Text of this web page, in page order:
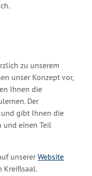
zu unserem
unser Konzept vor,
Ihnen die
Der
gibt Ihnen die
und einen Teil
unsererWebsite
Kreißsaal.